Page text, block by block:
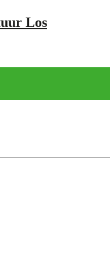
Los